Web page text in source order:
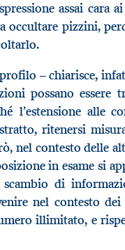
assai
occultare pizzini,
– chiarisce,
possano essere
l’estensione alle
ritenersi
nel contesto delle
in esame si
di
nel contesto
illimitato, e